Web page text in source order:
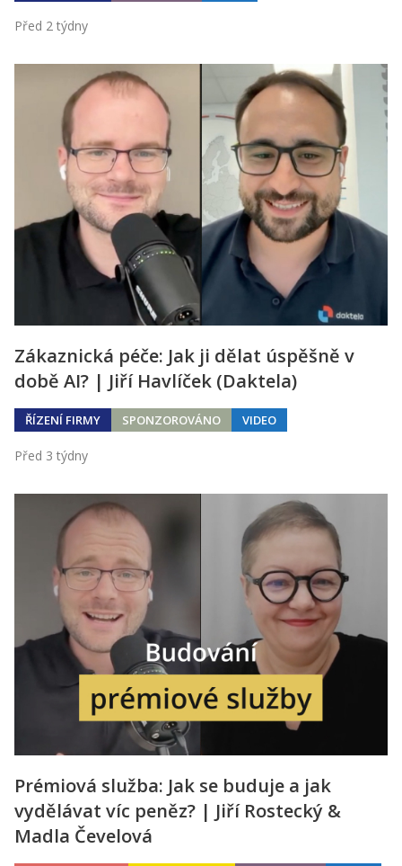
Před 2 týdny
Zákaznická péče: Jak ji dělat úspěšně v
době AI? | Jiří Havlíček (Daktela)
ŘÍZENÍ FIRMY SPONZOROVÁNO VIDEO
Před 3 týdny
Prémiová služba: Jak se buduje a jak
vydělávat víc peněz? | Jiří Rostecký &
Madla Čevelová